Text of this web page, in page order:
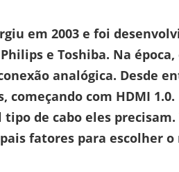
em 2003 e foi
e Toshiba. Na
analógica. Desde
começando com HDMI
de cabo eles
fatores para escolher o